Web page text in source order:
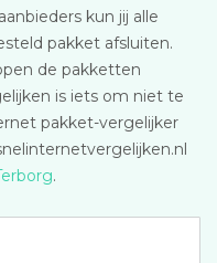
kun jij alle
pakket afsluiten.
de pakketten
is iets om niet te
pakket-vergelijker
.